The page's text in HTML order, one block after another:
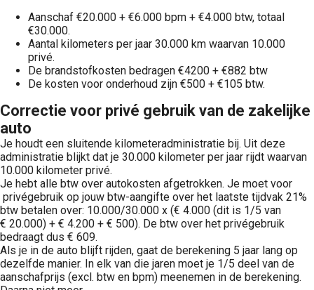
Aanschaf €20.000 + €6.000 bpm + €4.000 btw, totaal
€30.000.
Aantal kilometers per jaar 30.000 km waarvan 10.000
privé.
De brandstofkosten bedragen €4200 + €882 btw
De kosten voor onderhoud zijn €500 + €105 btw.
Correctie voor privé gebruik van de zakelijke
auto
Je houdt een sluitende kilometeradministratie bij. Uit deze
administratie blijkt dat je 30.000 kilometer per jaar rijdt waarvan
10.000 kilometer privé.
Je hebt alle btw over autokosten afgetrokken. Je moet voor
privégebruik op jouw btw-aangifte over het laatste tijdvak 21%
btw betalen over: 10.000/30.000 x (€ 4.000 (dit is 1/5 van
€ 20.000) + € 4.200 + € 500). De btw over het privégebruik
bedraagt dus € 609.
Als je in de auto blijft rijden, gaat de berekening 5 jaar lang op
dezelfde manier. In elk van die jaren moet je 1/5 deel van de
aanschafprijs (excl. btw en bpm) meenemen in de berekening.